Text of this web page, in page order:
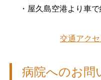
・屋久島空港より車
交通アク
病院へのお問